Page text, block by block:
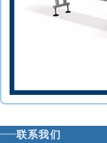
联系我们